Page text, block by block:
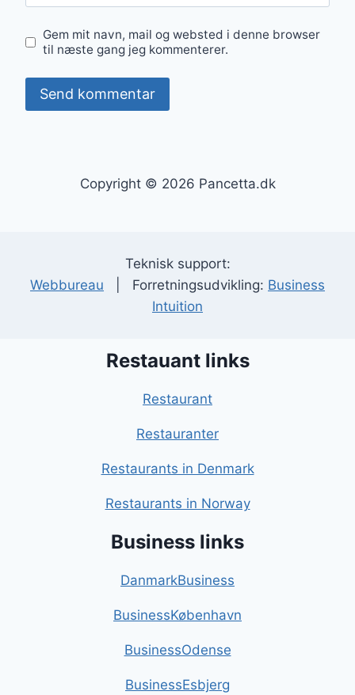
Gem mit navn, mail og websted i denne browser
til næste gang jeg kommenterer.
Copyright © 2026 Pancetta.dk
Teknisk support:
Webbureau | Forretningsudvikling: Business
Intuition
Restauant links
Restaurant
Restauranter
Restaurants in Denmark
Restaurants in Norway
Business links
DanmarkBusiness
BusinessKøbenhavn
BusinessOdense
BusinessEsbjerg